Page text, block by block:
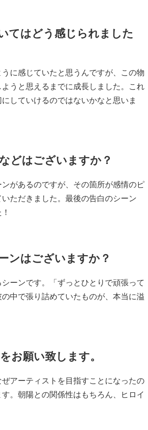
てはどう感じられました
に感じていたと思うんですが、この物
うと思えるまでに成長しました。これ
していけるのではないかなと思いま
どはございますか？
があるのですが、その箇所が感情のピ
ただきました。最後の告白のシーン
ンはございますか？
ーンです。「ずっとひとりで頑張って
中で張り詰めていたものが、本当に溢
お願い致します。
アーティストを目指すことになったの
。朝陽との関係性はもちろん、ヒロイ